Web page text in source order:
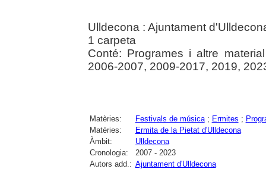
Ulldecona : Ajuntament
1 carpeta
Conté: Programes i altre
2006-2007, 2009-2017, 2019,
Matèries: Festivals de música; Ermites ;
Matèries:
Ermita de la Pietat d'Ulldecona
Àmbit:
Ulldecona
Cronologia:
2007 - 2023
Autors add.: Ajuntament d'Ulldecona